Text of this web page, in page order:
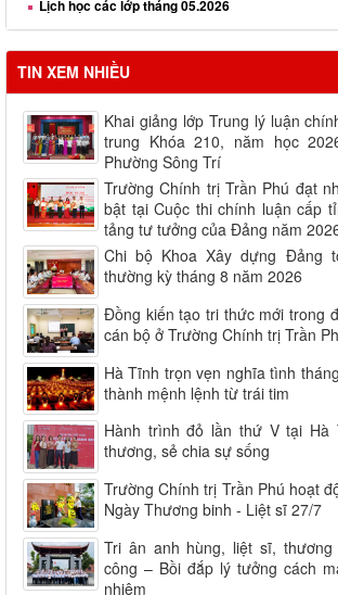
Lịch học các lớp tháng 06.2026
Lịch học các lớp tháng 08.2026
TIN XEM NHIỀU
Khai giảng lớp Trung lý luận
trung Khóa 210, năm học
Phường Sông Trí
Trường Chính trị Trần Phú đạt
bật tại Cuộc thi chính luận cấp
tảng tư tưởng của Đảng năm
Chi bộ Khoa Xây dựng Đảng
thường kỳ tháng 8 năm 2026
Đồng kiến tạo tri thức mới trong
cán bộ ở Trường Chính trị Trần
Hà Tĩnh trọn vẹn nghĩa tình
thành mệnh lệnh từ trái tim
Hành trình đỏ lần thứ V tại Hà
thương, sẻ chia sự sống
Trường Chính trị Trần Phú hoạt
Ngày Thương binh - Liệt sĩ 27/7
Tri ân anh hùng, liệt sĩ,
công – Bồi đắp lý tưởng cách
nhiệm